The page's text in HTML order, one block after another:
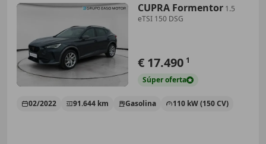
CUPRA Formentor 1.5
eTSI 150 DSG
€ 17.490 1
Súperoferta
02/2022 91.644 km Gasolina 110 kW (150 CV)